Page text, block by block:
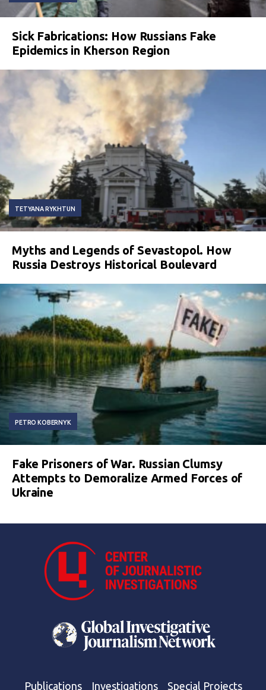
Sick Fabrications: How Russians Fake
Epidemics in Kherson Region
TETYANA RYKHTUN
Myths and Legends of Sevastopol. How
Russia Destroys Historical Boulevard
PETRO KOBERNYK
Fake Prisoners of War. Russian Clumsy
Attempts to Demoralize Armed Forces of
Ukraine
Publications Investigations Special Projects